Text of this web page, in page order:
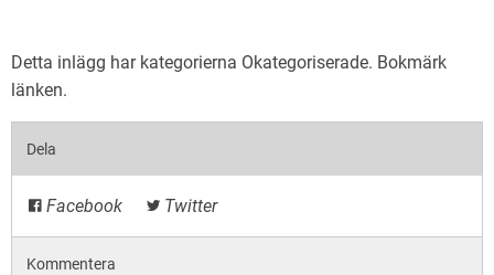
Detta inlägg har kategorierna Okategoriserade. Bokmärk
länken.
Dela
Facebook Twitter
Kommentera